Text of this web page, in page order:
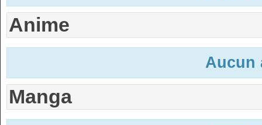
Anime
Aucun
Manga